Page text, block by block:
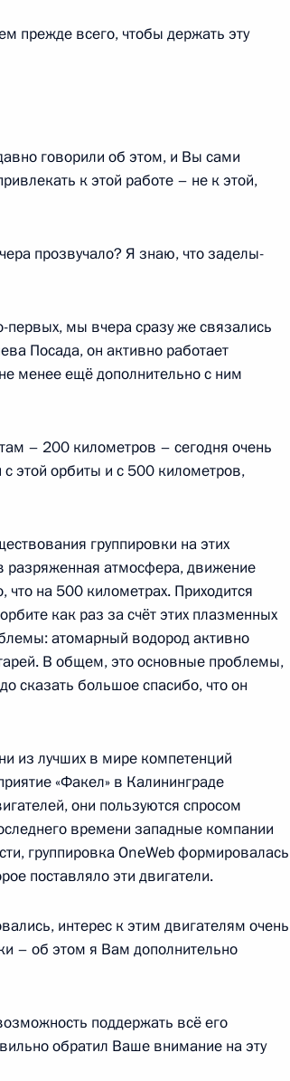
ВПК
прежде всего, чтобы держать эту
говорили об этом, и Вы сами
к этой работе – не к этой,
прозвучало? Я знаю, что заделы-
мы вчера сразу же связались
Посада, он активно работает
менее ещё дополнительно с ним
– 200 километров – сегодня очень
этой орбиты и с 500 километров,
группировки на этих
разряженная атмосфера, движение
что на 500 километрах. Приходится
как раз за счёт этих плазменных
атомарный водород активно
В общем, это основные проблемы,
сказать большое спасибо, что он
из лучших в мире компетенций
«Факел» в Калининграде
они пользуются спросом
времени западные компании
группировка OneWeb формировалась
поставляло эти двигатели.
интерес к этим двигателям очень
– об этом я Вам дополнительно
поддержать всё его
обратил Ваше внимание на эту